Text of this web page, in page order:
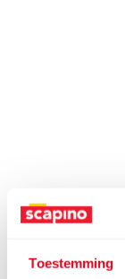
Toestemming